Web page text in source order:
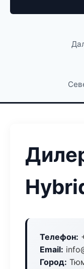
Телефон:
Email:
Город: